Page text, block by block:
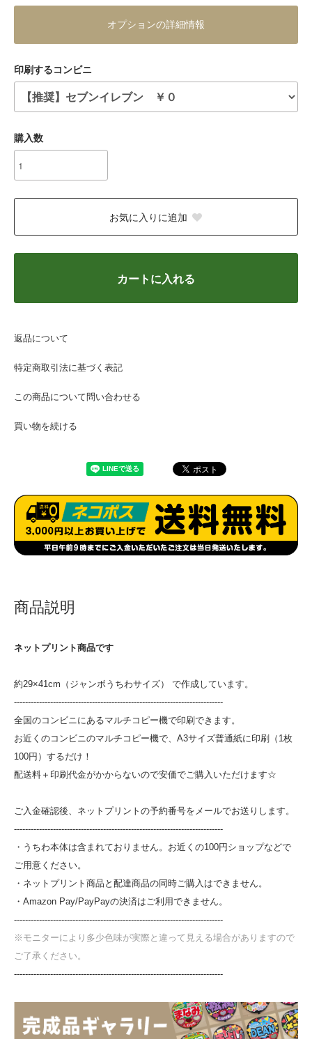
オプションの詳細情報
印刷するコンビニ
購入数
お気に入りに追加
カートに入れる
返品について
特定商取引法に基づく表記
この商品について問い合わせる
買い物を続ける
商品説明
ネットプリント商品です
約29×41cm（ジャンボうちわサイズ） で作成しています。
---------------------------------------------------------------------------
全国のコンビニにあるマルチコピー機で印刷できます。
お近くのコンビニのマルチコピー機で、A3サイズ普通紙に印刷（1枚
100円）するだけ！
配送料＋印刷代金がかからないので安価でご購入いただけます☆
ご入金確認後、ネットプリントの予約番号をメールでお送りします。
---------------------------------------------------------------------------
・うちわ本体は含まれておりません。お近くの100円ショップなどで
ご用意ください。
・ネットプリント商品と配達商品の同時ご購入はできません。
・Amazon Pay/PayPayの決済はご利用できません。
---------------------------------------------------------------------------
※モニターにより多少色味が実際と違って見える場合がありますので
ご了承ください。
---------------------------------------------------------------------------